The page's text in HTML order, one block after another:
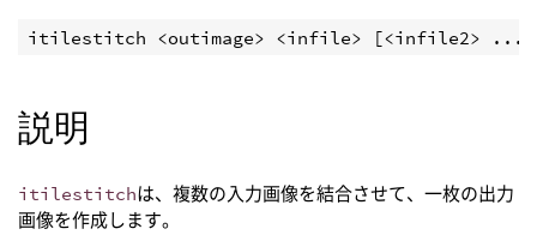
itilestitch <outimage> <infile> [<infile2> ...]
説明
itilestitchは、複数の入力画像を結合させて、一枚の出力
画像を作成します。